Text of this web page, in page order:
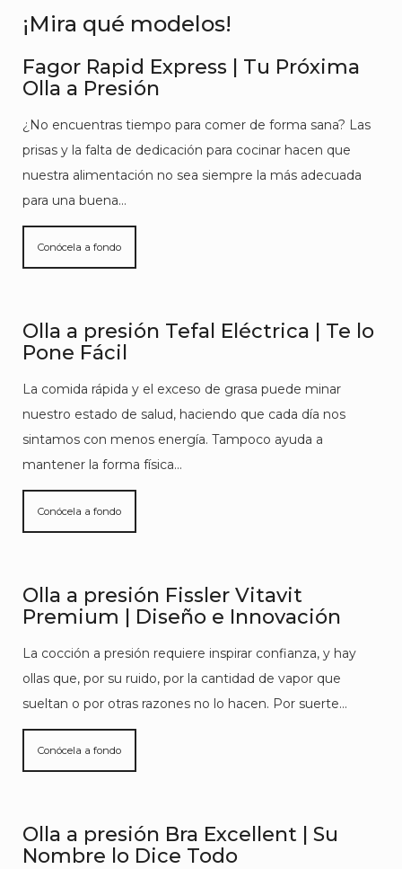
¡Mira qué modelos!
Fagor Rapid Express | Tu Próxima
Olla a Presión
¿No encuentras tiempo para comer de forma sana? Las
prisas y la falta de dedicación para cocinar hacen que
nuestra alimentación no sea siempre la más adecuada
para una buena…
Conócela a fondo
Olla a presión Tefal Eléctrica | Te lo
Pone Fácil
La comida rápida y el exceso de grasa puede minar
nuestro estado de salud, haciendo que cada día nos
sintamos con menos energía. Tampoco ayuda a
mantener la forma física…
Conócela a fondo
Olla a presión Fissler Vitavit
Premium | Diseño e Innovación
La cocción a presión requiere inspirar confianza, y hay
ollas que, por su ruido, por la cantidad de vapor que
sueltan o por otras razones no lo hacen. Por suerte…
Conócela a fondo
Olla a presión Bra Excellent | Su
Nombre lo Dice Todo